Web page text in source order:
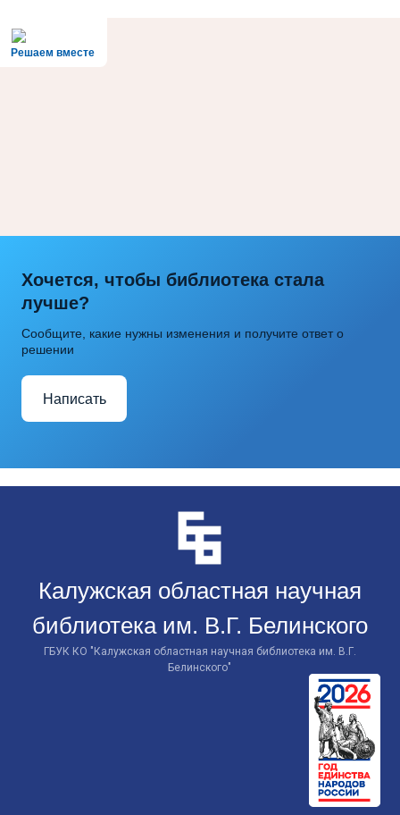
Решаем вместе
Хочется, чтобы библиотека стала
лучше?
Сообщите, какие нужны изменения и получите ответ о
решении
Написать
Калужская областная научная
библиотека им. В.Г. Белинского
ГБУК КО "Калужская областная научная библиотека им. В.Г.
Белинского"